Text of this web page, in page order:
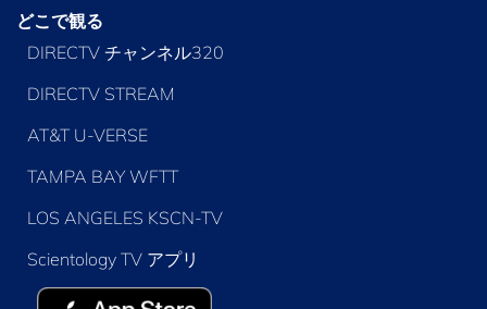
どこで観る
DIRECTV チャンネル320
DIRECTV STREAM
AT&T U-VERSE
TAMPA BAY WFTT
LOS ANGELES KSCN-TV
Scientology TV アプリ